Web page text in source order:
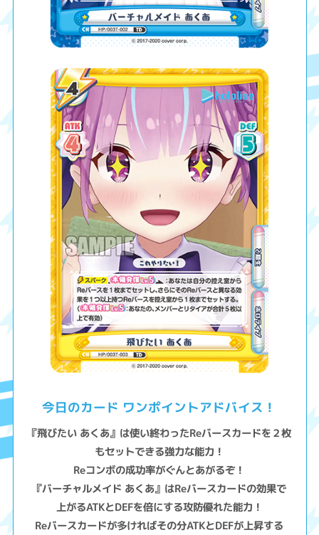
今日のカード ワンポイントアドバイス！
『飛びたい あくあ』は使い終わったReバースカードを２枚
もセットできる強力な能力！
Reコンボの成功率がぐんとあがるぞ！
『バーチャルメイド あくあ』はReバースカードの効果で
上がるATKとDEFを倍にする攻防優れた能力！
Reバースカードが多ければその分ATKとDEFが上昇する